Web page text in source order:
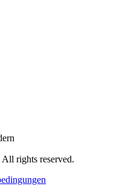
All rights reserved.